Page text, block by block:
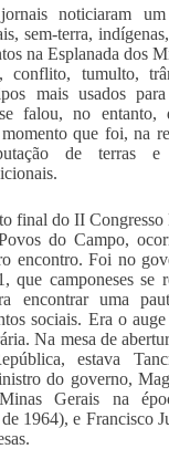
noticiaram
sem-terra,
na Esplanada dos
conflito, tumulto,
mais usados
falou, no entanto,
que foi, na
de terras
final do II Congresso
do Campo,
encontro. Foi no
que camponeses se
encontrar uma
sociais. Era o auge
Na mesa de
estava
do governo,
Gerais na
1964), e Francisco